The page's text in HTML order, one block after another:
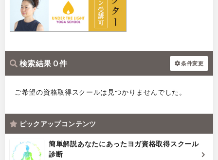
検索結果 0 件 条件変更
ご希望の資格取得スクールは見つかりませんでした。
ピックアップコンテンツ
簡単解説あなたにあったヨガ資格取得スクール
診断